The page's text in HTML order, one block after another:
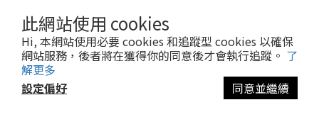
此網站使用 cookies
Hi, 本網站使用必要 cookies 和追蹤型 cookies 以確保
網站服務，後者將在獲得你的同意後才會執行追蹤。 了
解更多
設定偏好
同意並繼續
版權所有 文字及圖片禁止盜用© 2026 CoCoChi's House